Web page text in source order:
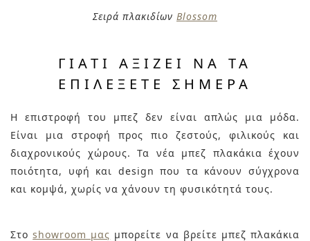
Σειρά πλακιδίων Blossom
ΓΙΑΤΊ ΑΞΊΖΕΙ ΝΑ ΤΑ
ΕΠΙΛΈΞΕΤΕ ΣΉΜΕΡΑ
Η επιστροφή του μπεζ δεν είναι απλώς μια μόδα.
Είναι μια στροφή προς πιο ζεστούς, φιλικούς και
διαχρονικούς χώρους. Τα νέα μπεζ πλακάκια έχουν
ποιότητα, υφή και design που τα κάνουν σύγχρονα
και κομψά, χωρίς να χάνουν τη φυσικότητά τους.
Στοshowroom μας μπορείτε να βρείτε μπεζ πλακάκια